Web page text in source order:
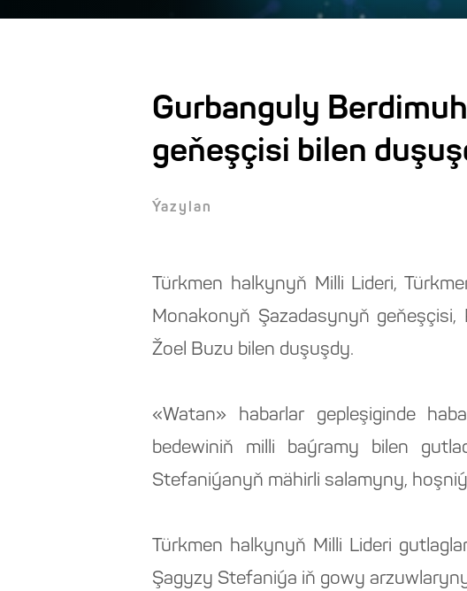
Gurbanguly
geňeşçisi bilen
Ýazylan
Türkmen halkynyň Milli Lideri,
Monakonyň Şazadasynyň
Žoel Buzu bilen duşuşdy.
«Watan» habarlar gepleşiginde
bedewiniň milli baýramy bilen
Stefaniýanyň mähirli salamyny,
Türkmen halkynyň Milli Lideri
Şagyzy Stefaniýa iň gowy